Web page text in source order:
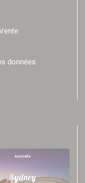
données
Australie
Sydney